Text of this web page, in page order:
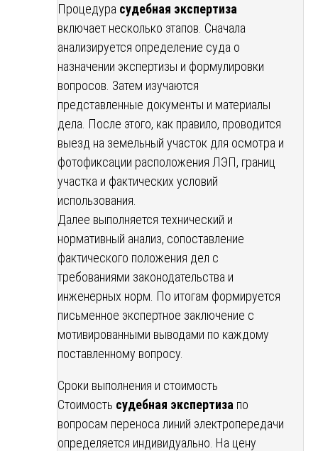
Процедура судебная экспертиза
включает несколько этапов. Сначала
анализируется определение суда о
назначении экспертизы и формулировки
вопросов. Затем изучаются
представленные документы и материалы
дела. После этого, как правило, проводится
выезд на земельный участок для осмотра и
фотофиксации расположения ЛЭП, границ
участка и фактических условий
использования.
Далее выполняется технический и
нормативный анализ, сопоставление
фактического положения дел с
требованиями законодательства и
инженерных норм. По итогам формируется
письменное экспертное заключение с
мотивированными выводами по каждому
поставленному вопросу.
Сроки выполнения и стоимость
Стоимость судебная экспертиза по
вопросам переноса линий электропередачи
определяется индивидуально. На цену